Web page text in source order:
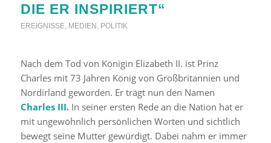
DIE ER INSPIRIERT“
EREIGNISSE, MEDIEN , POLITIK
Nach dem Tod von Königin Elizabeth II. ist Prinz
Charles mit 73 Jahren König von Großbritannien und
Nordirland geworden. Er trägt nun den Namen
Charles III.In seiner ersten Rede an die Nation hat er
mit ungewöhnlich persönlichen Worten und sichtlich
bewegt seine Mutter gewürdigt. Dabei nahm er immer